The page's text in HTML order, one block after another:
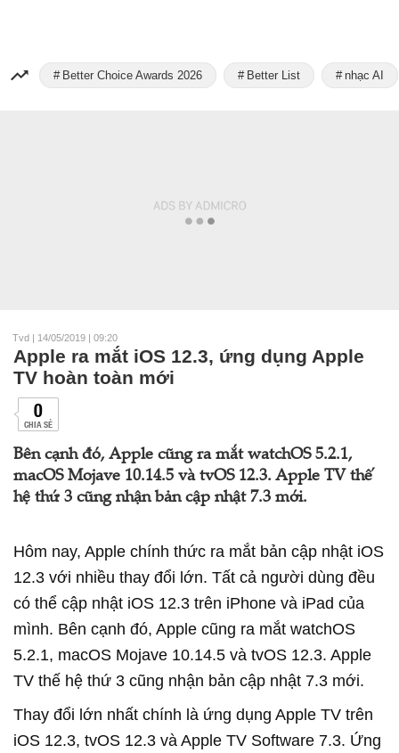
Better Choice Awards 2026 Better List nhạc AI
Tvd | 14/05/2019 | 09:20
Apple ra mắt iOS 12.3, ứng dụng Apple
TV hoàn toàn mới
0
CHIA SẺ
Bên cạnh đó, Apple cũng ra mắt watchOS 5.2.1,
macOS Mojave 10.14.5 và tvOS 12.3. Apple TV thế
hệ thứ 3 cũng nhận bản cập nhật 7.3 mới.
Hôm nay, Apple chính thức ra mắt bản cập nhật iOS
12.3 với nhiều thay đổi lớn. Tất cả người dùng đều
có thể cập nhật iOS 12.3 trên iPhone và iPad của
mình. Bên cạnh đó, Apple cũng ra mắt watchOS
5.2.1, macOS Mojave 10.14.5 và tvOS 12.3. Apple
TV thế hệ thứ 3 cũng nhận bản cập nhật 7.3 mới.
Thay đổi lớn nhất chính là ứng dụng Apple TV trên
iOS 12.3, tvOS 12.3 và Apple TV Software 7.3. Ứng